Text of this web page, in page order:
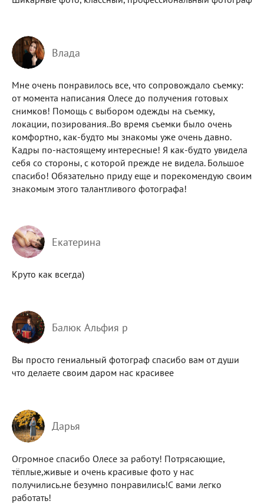
Влада
Мне очень понравилось все, что сопровождало съемку:
от момента написания Олесе до получения готовых
снимков! Помощь с выбором одежды на съемку,
локации, позирования..Во время съемки было очень
комфортно, как-будто мы знакомы уже очень давно.
Кадры по-настоящему интересные! Я как-будто увидела
себя со стороны, с которой прежде не видела. Большое
спасибо! Обязательно приду еще и порекомендую своим
знакомым этого талантливого фотографа!
Екатерина
Круто как всегда)
Балюк Альфия р
Вы просто гениальный фотограф спасибо вам от души
что делаете своим даром нас красивее
Дарья
Огромное спасибо Олесе за работу! Потрясающие,
тёплые,живые и очень красивые фото у нас
получились.не безумно понравились!С вами легко
работать!